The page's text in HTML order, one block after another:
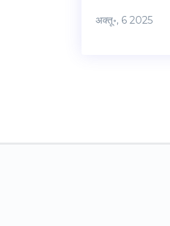
अक्तू॰, 6 2025